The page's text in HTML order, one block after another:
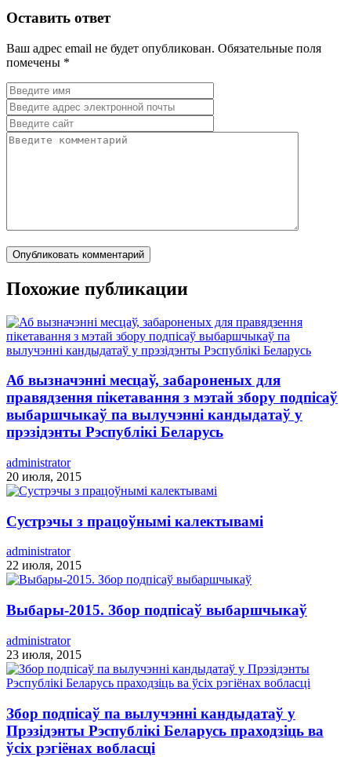
Оставить ответ
Ваш адрес email не будет опубликован. Обязательные поля
помечены *
Похожие публикации
Аб вызначэнні месцаў, забароненых для
правядзення пікетавання з мэтай збору подпісаў
выбаршчыкаў па вылучэнні кандыдатаў у
прэзідэнты Рэспублікі Беларусь
administrator
20 июля, 2015
Сустрэчы з працоўнымі калектывамі
administrator
22 июля, 2015
Выбары-2015. Збор подпісаў выбаршчыкаў
administrator
23 июля, 2015
Збор подпісаў па вылучэнні кандыдатаў у
Прэзідэнты Рэспублікі Беларусь праходзіць ва
ўсіх рэгіёнах вобласці